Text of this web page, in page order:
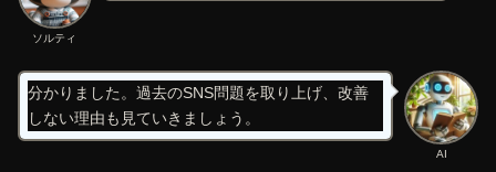
ソルティ
AI
分かりました。過去のSNS問題を取り上げ、改善
しない理由も見ていきましょう。